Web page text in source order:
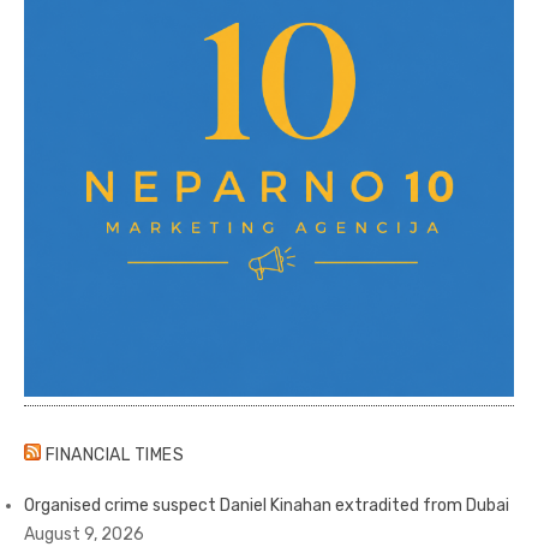
FINANCIAL TIMES
Organised crime suspect Daniel Kinahan extradited from Dubai
August 9, 2026